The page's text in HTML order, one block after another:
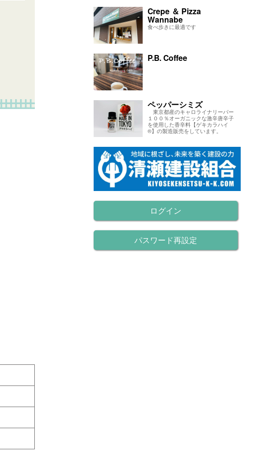
Crepe ＆ Pizza
Wannabe
食べ歩きに最適です
P.B. Coffee
ペッパーシミズ
東京都産のキャロライナリーパー
１００％オーガニックな激辛唐辛子
を使用した香辛料【ゲキカラハイ
®】の製造販売をしています。
ログイン
パスワード再設定